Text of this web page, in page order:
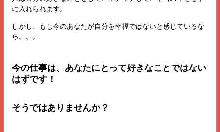
に入れられます。
しかし、もし今のあなたが自分を幸福ではないと感じているな
ら。。。
今の仕事は、あなたにとって好きなことではない
はずです！
そうではありませんか？